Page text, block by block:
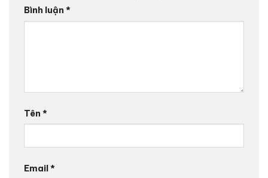
Bình luận *
Tên *
Email *